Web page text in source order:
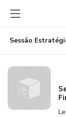
para
o
conteúdo
principal
para
o
pagamento
para
o
rodapé